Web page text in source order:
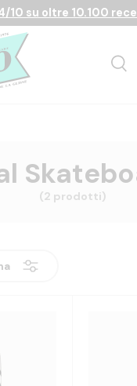
10 su oltre 10.100
(2 prodotti)